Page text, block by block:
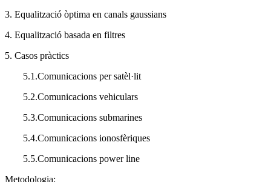
3. Equalització òptima en canals gaussians
4. Equalització basada en filtres
5. Casos pràctics
5.1.Comunicacions per satèl·lit
5.2.Comunicacions vehiculars
5.3.Comunicacions submarines
5.4.Comunicacions ionosfèriques
5.5.Comunicacions power line
Metodologia: